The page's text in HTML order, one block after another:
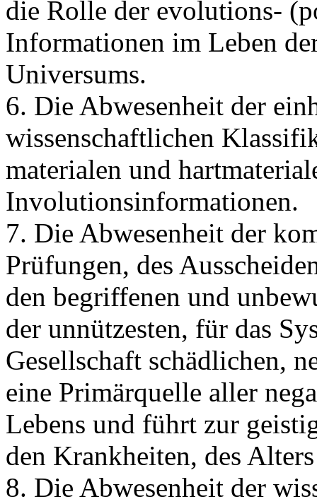
die Rolle der evolutions-
Informationen im Leben
Universums.
6. Die Abwesenheit der
wissenschaftlichen
materialen und
Involutionsinformationen.
7. Die Abwesenheit der
Prüfungen, des
den begriffenen und
der unnützesten, für das
Gesellschaft schädlichen,
eine Primärquelle aller
Lebens und führt zur
den Krankheiten, des
8. Die Abwesenheit der